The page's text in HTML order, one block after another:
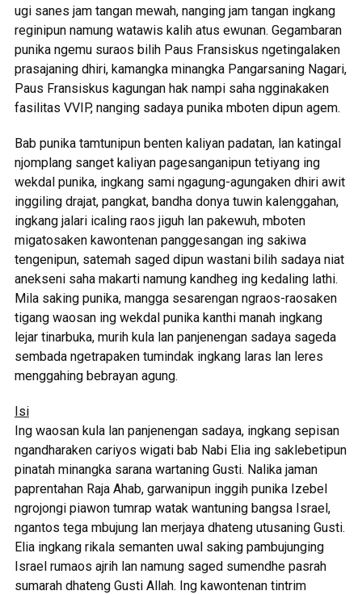
ugi sanes jam tangan mewah, nanging jam tangan ingkang
reginipun namung watawis kalih atus ewunan. Gegambaran
punika ngemu suraos bilih Paus Fransiskus ngetingalaken
prasajaning dhiri, kamangka minangka Pangarsaning Nagari,
Paus Fransiskus kagungan hak nampi saha ngginakaken
fasilitas VVIP, nanging sadaya punika mboten dipun agem.
Bab punika tamtunipun benten kaliyan padatan, lan katingal
njomplang sanget kaliyan pagesanganipun tetiyang ing
wekdal punika, ingkang sami ngagung-agungaken dhiri awit
inggiling drajat, pangkat, bandha donya tuwin kalenggahan,
ingkang jalari icaling raos jiguh lan pakewuh, mboten
migatosaken kawontenan panggesangan ing sakiwa
tengenipun, satemah saged dipun wastani bilih sadaya niat
anekseni saha makarti namung kandheg ing kedaling lathi.
Mila saking punika, mangga sesarengan ngraos-raosaken
tigang waosan ing wekdal punika kanthi manah ingkang
lejar tinarbuka, murih kula lan panjenengan sadaya sageda
sembada ngetrapaken tumindak ingkang laras lan leres
menggahing bebrayan agung.
Isi
Ing waosan kula lan panjenengan sadaya, ingkang sepisan
ngandharaken cariyos wigati bab Nabi Elia ing saklebetipun
pinatah minangka sarana wartaning Gusti. Nalika jaman
paprentahan Raja Ahab, garwanipun inggih punika Izebel
ngrojongi piawon tumrap watak wantuning bangsa Israel,
ngantos tega mbujung lan merjaya dhateng utusaning Gusti.
Elia ingkang rikala semanten uwal saking pambujunging
Israel rumaos ajrih lan namung saged sumendhe pasrah
sumarah dhateng Gusti Allah. Ing kawontenan tintrim